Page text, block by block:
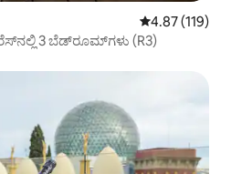
5 ರಲ್ಲಿ 4.87
4.87 (119)
3 ಬೆಡ್‌ರೂಮ್‌ಗಳು (R3)